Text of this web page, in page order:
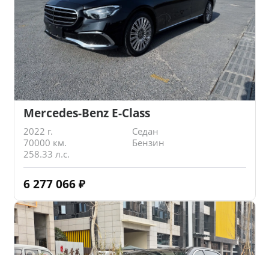
Mercedes-Benz E-Class
2022 г.
Седан
70000 км.
Бензин
258.33 л.с.
6 277 066 ₽